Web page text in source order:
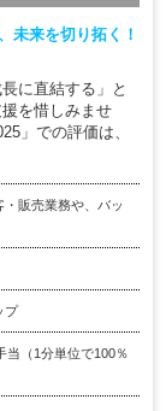
未来を切り拓く！
に直結する」と
を惜しみませ
」での評価は、
販売業務や、バッ
プ
当（1分単位で100％